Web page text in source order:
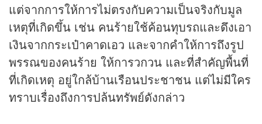
แต่จากการให้การไม่ตรงกับความเป็นจริงกับมูล
เหตุที่เกิดขึ้น เช่น คนร้ายใช้ค้อนทุบรถและดึงเอา
เงินจากกระเป๋าคาดเอว และจากคำให้การถึงรูป
พรรณของคนร้าย ให้การวกวน และที่สำคัญพื้นที่
ที่เกิดเหตุ อยู่ใกล้บ้านเรือนประชาชน แต่ไม่มีใคร
ทราบเรื่องถึงการปล้นทรัพย์ดังกล่าว